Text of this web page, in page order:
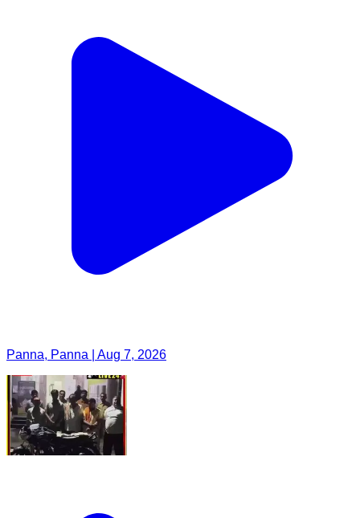
Panna, Panna | Aug 7, 2026